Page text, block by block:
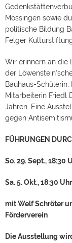
Mössingen sowie
politische Bildung
Felger Kulturstiftung
Wir erinnern an die
der
Bauhaus-
Mitarbeiterin Friedl
Jahren. Eine
gegen
FÜHRUNGEN
So. 29. Sept., 18:30
Sa. 5. Okt., 18:30 Uhr
mit Welf Schröter
Förderverein
Die Ausstellung